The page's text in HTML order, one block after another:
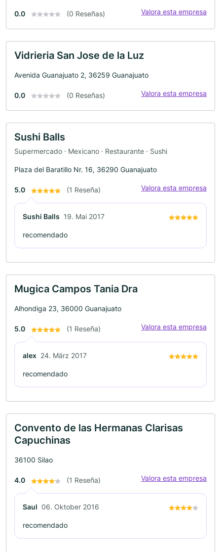
0.0 (0 Reseñas) Valora esta empresa
Vidrieria San Jose de la Luz
Avenida Guanajuato 2, 36259 Guanajuato
0.0 (0 Reseñas) Valora esta empresa
Sushi Balls
Supermercado · Mexicano · Restaurante · Sushi
Plaza del Baratillo Nr. 16, 36290 Guanajuato
5.0 (1 Reseña) Valora esta empresa
Sushi Balls 19. Mai 2017
recomendado
Mugica Campos Tania Dra
Alhondiga 23, 36000 Guanajuato
5.0 (1 Reseña) Valora esta empresa
alex 24. März 2017
recomendado
Convento de las Hermanas Clarisas
Capuchinas
36100 Silao
4.0 (1 Reseña) Valora esta empresa
Saul 06. Oktober 2016
recomendado